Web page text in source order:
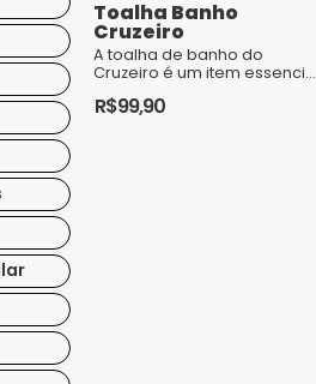
Toalha Banho
Cruzeiro
A toalha de banho do
Cruzeiro é um item essencial
apaixonados pelo clube.
R$99,90